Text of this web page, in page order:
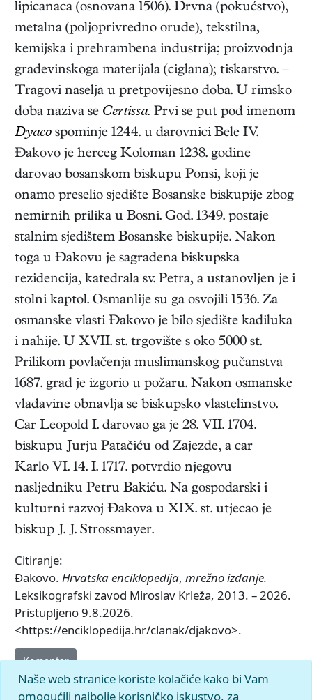
lipicanaca (osnovana 1506). Drvna (pokućstvo),
metalna (poljoprivredno oruđe), tekstilna,
kemijska i prehrambena industrija; proizvodnja
građevinskoga materijala (ciglana); tiskarstvo. –
Tragovi naselja u pretpovijesno doba. U rimsko
doba naziva se Certissa. Prvi se put pod imenom
Dyaco spominje 1244. u darovnici Bele IV.
Đakovo je herceg Koloman 1238. godine
darovao bosanskom biskupu Ponsi, koji je
onamo preselio sjedište Bosanske biskupije zbog
nemirnih prilika u Bosni. God. 1349. postaje
stalnim sjedištem Bosanske biskupije. Nakon
toga u Đakovu je sagrađena biskupska
rezidencija, katedrala sv. Petra, a ustanovljen je i
stolni kaptol. Osmanlije su ga osvojili 1536. Za
osmanske vlasti Đakovo je bilo sjedište kadiluka
i nahije. U XVII. st. trgovište s oko 5000 st.
Prilikom povlačenja muslimanskog pučanstva
1687. grad je izgorio u požaru. Nakon osmanske
vladavine obnavlja se biskupsko vlastelinstvo.
Car Leopold I. darovao ga je 28. VII. 1704.
biskupu Jurju Patačiću od Zajezde, a car
Karlo VI. 14. I. 1717. potvrdio njegovu
nasljedniku Petru Bakiću. Na gospodarski i
kulturni razvoj Đakova u XIX. st. utjecao je
biskup J. J. Strossmayer.
Citiranje:
Đakovo. Hrvatska enciklopedija, mrežno izdanje.
Leksikografski zavod Miroslav Krleža, 2013. – 2026.
Pristupljeno 9.8.2026.
<https://enciklopedija.hr/clanak/djakovo>.
Komentar
Naše web stranice koriste kolačiće kako bi Vam
omogućili najbolje korisničko iskustvo, za